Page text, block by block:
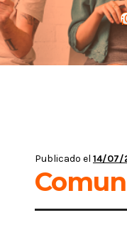
Publicado el 14/07/